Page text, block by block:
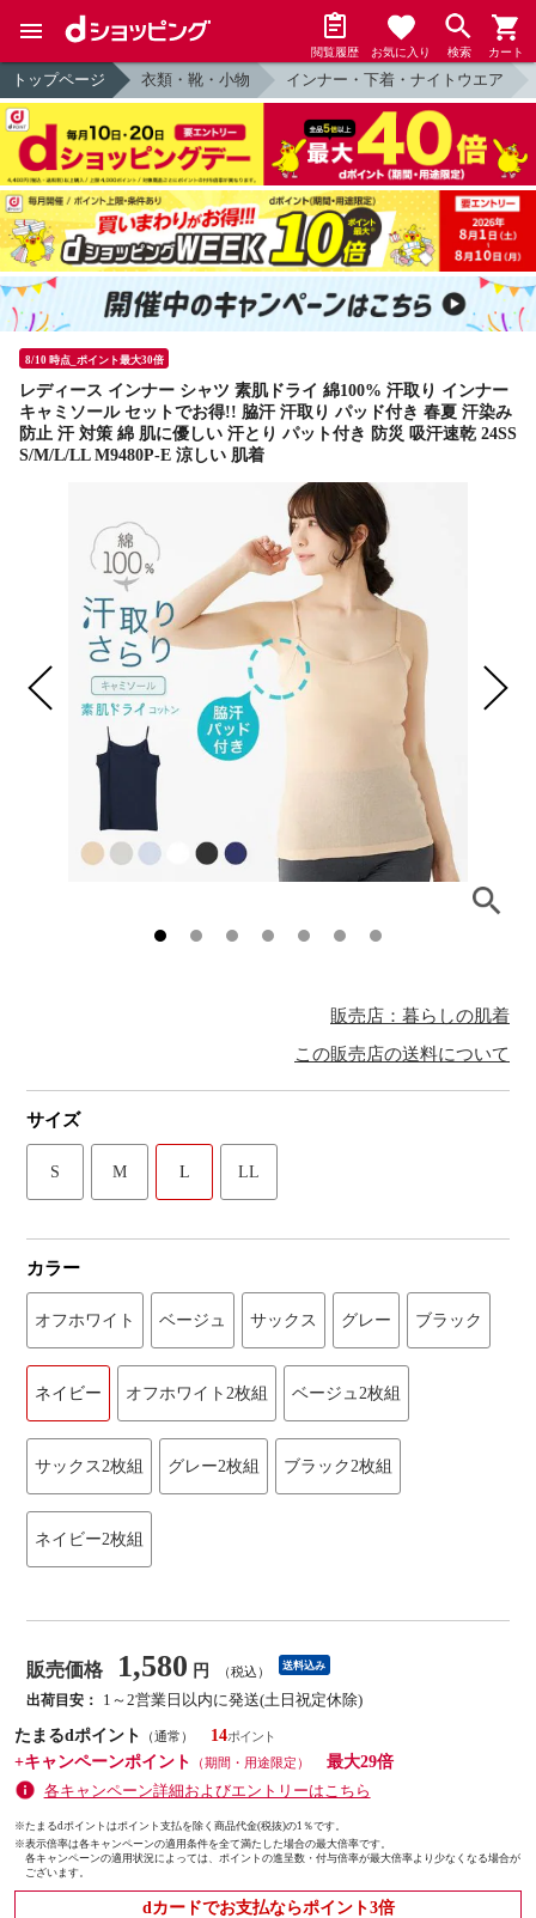
閲覧履歴 お気に入り 検索 カート
トップページ 衣類・靴・小物 インナー・下着・ナイトウエア
8/10 時点_ポイント最大30倍
レディース インナー シャツ 素肌ドライ 綿100% 汗取り インナー
キャミソール セットでお得!! 脇汗 汗取り パッド付き 春夏 汗染み
防止 汗 対策 綿 肌に優しい 汗とり パット付き 防災 吸汗速乾 24SS
S/M/L/LL M9480P-E 涼しい 肌着
販売店：暮らしの肌着
この販売店の送料について
サイズ
S M L LL
カラー
オフホワイト ベージュ サックス グレー ブラック
ネイビー オフホワイト2枚組 ベージュ2枚組
サックス2枚組 グレー2枚組 ブラック2枚組
ネイビー2枚組
販売価格 1,580 円 （税込） 送料込み
出荷目安：
1～2営業日以内に発送(土日祝定休除)
たまるdポイント
（通常）
14
+キャンペーンポイント
（期間・用途限定）
最大29倍
各キャンペーン詳細およびエントリーはこちら
※たまるdポイントはポイント支払を除く商品代金(税抜)の1％です。
※表示倍率は各キャンペーンの適用条件を全て満たした場合の最大倍率です。
各キャンペーンの適用状況によっては、ポイントの進呈数・付与倍率が最大倍率より少なくなる場合が
ございます。
dカードでお支払ならポイント3倍